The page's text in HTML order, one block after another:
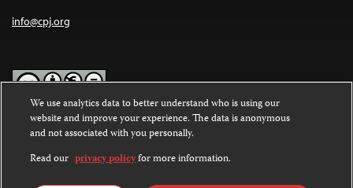
info@cpj.org
Except where noted, text on this website is licensed under a
Commons Attribution-NonCommercial-NoDerivatives 4.0
International License.
Images and other media are not covered by the Creative Commons
We use analytics data to better understand who is using our
website and improve your experience. The data is anonymous
and not associated with you personally.
Read our privacy policyfor more information.